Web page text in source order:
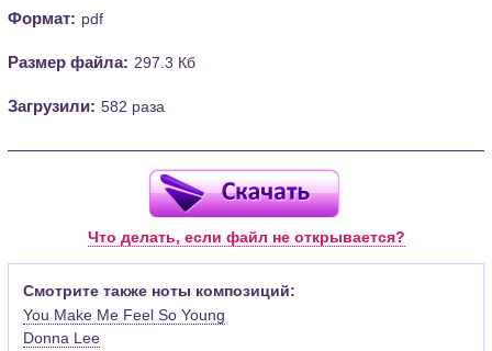
Формат: pdf
Размер файла: 297.3 Кб
Загрузили: 582 раза
Что делать, если файл не открывается?
Смотрите также ноты композиций:
You Make Me Feel So Young
Donna Lee